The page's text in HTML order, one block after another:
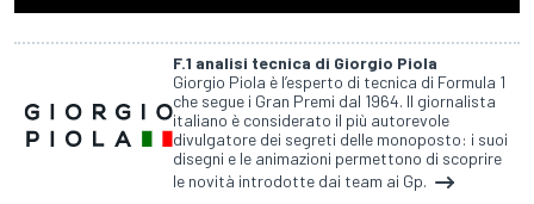
F.1 analisi tecnica di Giorgio Piola
Giorgio Piola è l’esperto di tecnica di Formula 1
che segue i Gran Premi dal 1964. Il giornalista
italiano è considerato il più autorevole
divulgatore dei segreti delle monoposto: i suoi
disegni e le animazioni permettono di scoprire
le novità introdotte dai team ai Gp.